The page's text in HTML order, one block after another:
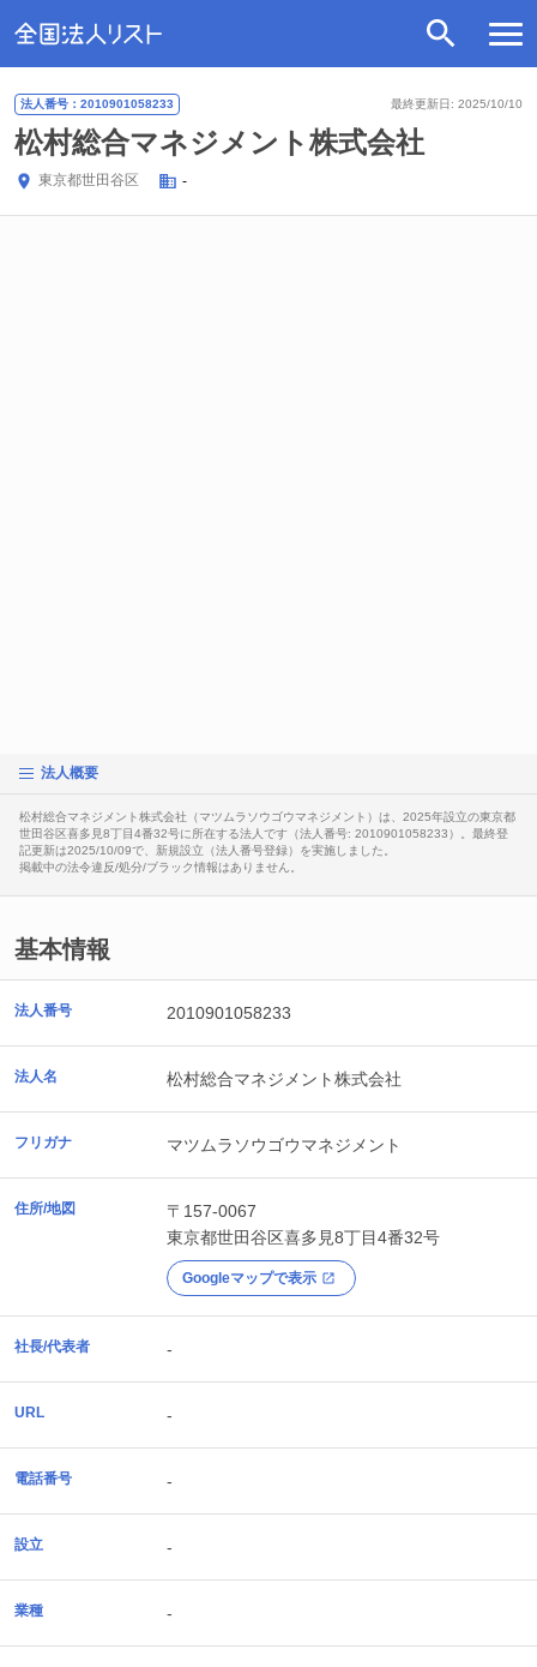
最終更新日: 2025/10/10
法人番号：2010901058233
松村総合マネジメント株式会社
東京都世田谷区 -
法人概要
松村総合マネジメント株式会社（マツムラソウゴウマネジメント）は、2025年設立の東京都
世田谷区喜多見8丁目4番32号に所在する法人です（法人番号: 2010901058233）。最終登
記更新は2025/10/09で、新規設立（法人番号登録）を実施しました。
掲載中の法令違反/処分/ブラック情報はありません。
基本情報
法人番号 2010901058233
法人名 松村総合マネジメント株式会社
フリガナ マツムラソウゴウマネジメント
住所/地図
〒157-0067
東京都世田谷区喜多見8丁目4番32号
Googleマップで表示
社長/代表者 -
URL -
電話番号 -
設立 -
業種 -